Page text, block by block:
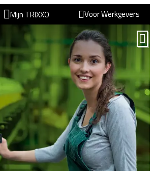
Mijn TRIXXO Voor Werkgevers